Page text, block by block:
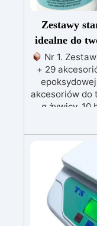
Zestawy
idealne do
Nr 1.
+ 29
akcesoriów do
g żywicy, 10
Nr 2.
+ 100
akcesoriów
g żywicy, 12
kwiaty,
końcówki